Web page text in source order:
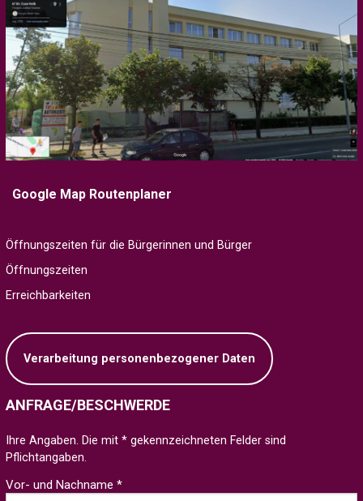
Google Map Routenplaner
Öffnungszeiten für die Bürgerinnen und Bürger
Öffnungszeiten
Erreichbarkeiten
Verarbeitung personenbezogener Daten
ANFRAGE/BESCHWERDE
Ihre Angaben. Die mit * gekennzeichneten Felder sind
Pflichtangaben.
Vor- und Nachname *